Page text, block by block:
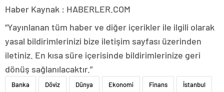
Haber Kaynak : HABERLER.COM
“Yayınlanan tüm haber ve diğer içerikler ile ilgili olarak
yasal bildirimlerinizi bize iletişim sayfası üzerinden
iletiniz. En kısa süre içerisinde bildirimlerinize geri
dönüş sağlanılacaktır.”
Banka Döviz Dünya Ekonomi Finans İstanbul